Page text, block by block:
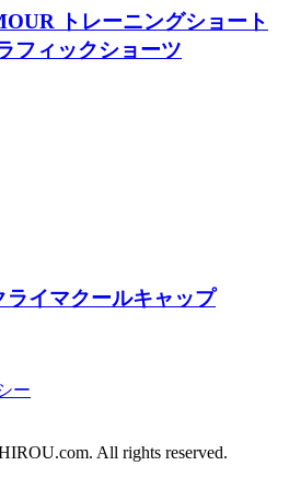
トレーニングショート
フィックショーツ
ライマクールキャップ
ー
All rights reserved.